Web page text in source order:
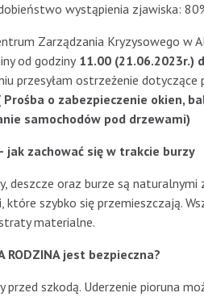
wystąpienia zjawiska:
Zarządzania Kryzysowego w
od godziny11.00 (21.06.2023r.)
przesyłam ostrzeżenie dotyczące
Prośba o zabezpieczenie okien,
samochodów pod drzewami)
jak zachować się w trakcie burzy
deszcze oraz burze są naturalnymi
które szybko się przemieszczają.
materialne.
RODZINA jest bezpieczna?
przed szkodą. Uderzenie pioruna